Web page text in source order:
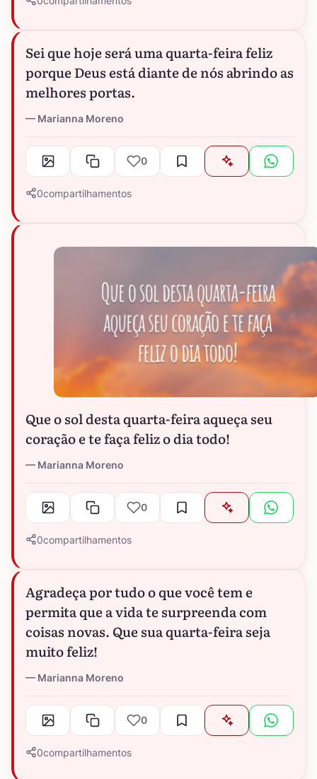
Sei que hoje será uma quarta-feira feliz
porque Deus está diante de nós abrindo as
melhores portas.
Marianna Moreno
0
0compartilhamentos
Que o sol desta quarta-feira aqueça seu
coração e te faça feliz o dia todo!
Marianna Moreno
0
0compartilhamentos
Agradeça por tudo o que você tem e
permita que a vida te surpreenda com
coisas novas. Que sua quarta-feira seja
muito feliz!
Marianna Moreno
0
0compartilhamentos